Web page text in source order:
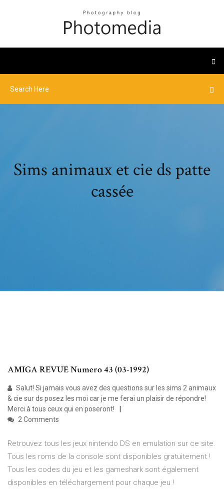
Sims animaux et cie ds patte
cassée
AMIGA REVUE Numero 43 (03-1992)
Salut! Si jamais vous avez des questions sur les sims 2 animaux
& cie sur ds posez les moi car je me ferai un plaisir de répondre!
Merci à tous ceux qui en poseront!
2 Comments
Retrouvez tous les jeux nintendo DS en emulation sur ce site.
Tous les roms de la console sont disponibles gratuitement !
Tous les codes du jeu et les gameshark sont également
disponibles en téléchargement pour chaque jeu !